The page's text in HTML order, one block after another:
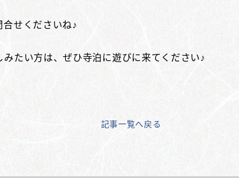
せくださいね♪
たい方は、ぜひ寺泊に遊びに来てください♪
記事一覧へ戻る